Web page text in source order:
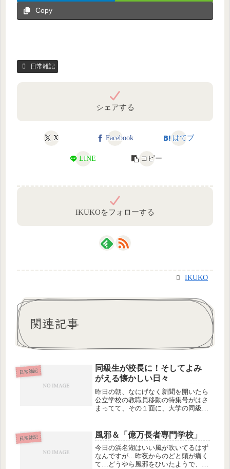
Copy
日常雑記
シェアする
X Facebook はてブ
LINE コピー
IKUKOをフォローする
IKUKO
関連記事
日常雑記
同級生が校長に！そしてよみ
がえる懐かしい日々
昨日の朝、なにげなく新聞を開いたら
公立学校の教職員移動の特集号がはさ
まってて、その１面に、大学の同級生
任だそうだ。当時、あんまり大学には
登校していなかった私なんだけど、Ｋ
君...
日常雑記 風邪＆「億万長者専門学校」
今日の浜名湖はいい風が吹いてるはず
なんですが…昨夜からのどと頭が痛く
て…どうやら風邪をひいたようで、今